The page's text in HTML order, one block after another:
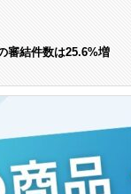
審結件数は25.6%増